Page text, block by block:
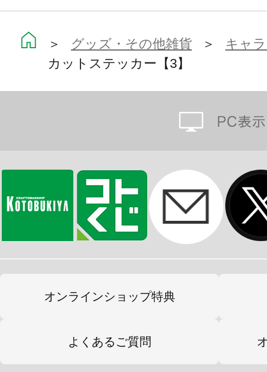
ャラクター。
その生態は謎が多く未だ全てが解明
は手のひらサイズからビルを越すサ
ねキャラクターとして、様々なイベ
ウドラ公式ページ
ウドラの参加イベントや新商品情報
だくさん！
※イメージ画像です。実際の商品と
＞ グッズ・その他雑貨 ＞ キャ
カットステッカー【3】
オンラインショップ特典
よくあるご質問